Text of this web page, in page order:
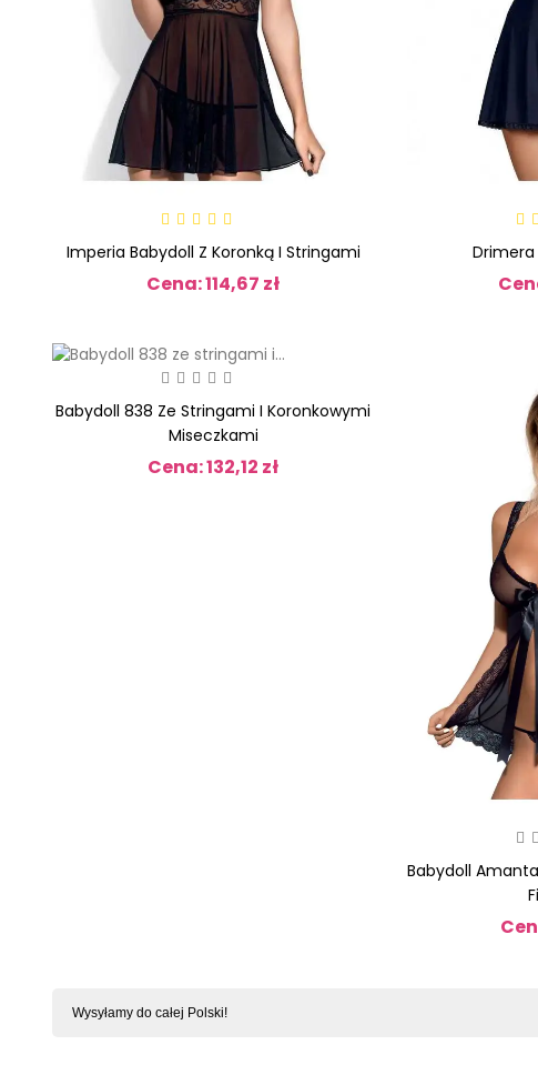
Imperia Babydoll Z Koronką I Stringami
Cena: 114,67 zł
Drimera
Babydoll 838 Ze Stringami I Koronkowymi
Miseczkami
Cena: 132,12 zł
Babydoll
Wysyłamy do całej Polski!